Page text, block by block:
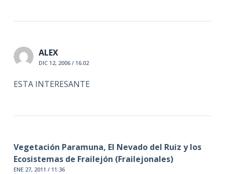
ALEX
DIC 12, 2006 / 16:02
ESTA INTERESANTE
Vegetación Paramuna, El Nevado del Ruiz y los
Ecosistemas de Frailejón (Frailejonales)
ENE 27, 2011 / 11:36